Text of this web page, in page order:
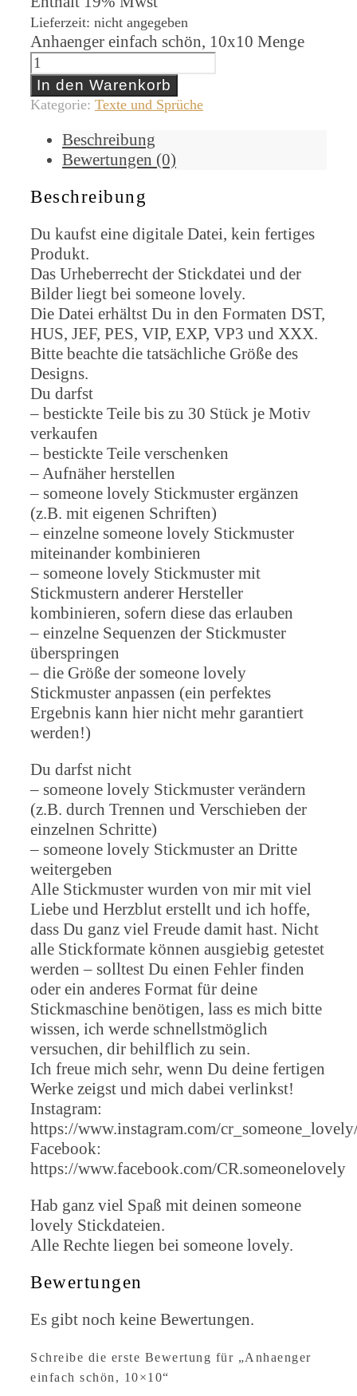
Lieferzeit: nicht angegeben
Anhaenger einfach schön, 10x10 Menge
In den Warenkorb
Kategorie: Texte und Sprüche
Beschreibung
Bewertungen (0)
Beschreibung
Du kaufst eine digitale Datei, kein fertiges
Produkt.
Das Urheberrecht der Stickdatei und der
Bilder liegt bei someone lovely.
Die Datei erhältst Du in den Formaten DST,
HUS, JEF, PES, VIP, EXP, VP3 und XXX.
Bitte beachte die tatsächliche Größe des
Designs.
Du darfst
– bestickte Teile bis zu 30 Stück je Motiv
verkaufen
– bestickte Teile verschenken
– Aufnäher herstellen
– someone lovely Stickmuster ergänzen
(z.B. mit eigenen Schriften)
– einzelne someone lovely Stickmuster
miteinander kombinieren
– someone lovely Stickmuster mit
Stickmustern anderer Hersteller
kombinieren, sofern diese das erlauben
– einzelne Sequenzen der Stickmuster
überspringen
– die Größe der someone lovely
Stickmuster anpassen (ein perfektes
Ergebnis kann hier nicht mehr garantiert
werden!)
Du darfst nicht
– someone lovely Stickmuster verändern
(z.B. durch Trennen und Verschieben der
einzelnen Schritte)
– someone lovely Stickmuster an Dritte
weitergeben
Alle Stickmuster wurden von mir mit viel
Liebe und Herzblut erstellt und ich hoffe,
dass Du ganz viel Freude damit hast. Nicht
alle Stickformate können ausgiebig getestet
werden – solltest Du einen Fehler finden
oder ein anderes Format für deine
Stickmaschine benötigen, lass es mich bitte
wissen, ich werde schnellstmöglich
versuchen, dir behilflich zu sein.
Ich freue mich sehr, wenn Du deine fertigen
Werke zeigst und mich dabei verlinkst!
Instagram:
https://www.instagram.com/
Facebook:
https://www.facebook.com/CR.someonelovely
Hab ganz viel Spaß mit deinen someone
lovely Stickdateien.
Alle Rechte liegen bei someone lovely.
Bewertungen
Es gibt noch keine Bewertungen.
Schreibe die erste Bewertung für „Anhaenger
einfach schön, 10×10“